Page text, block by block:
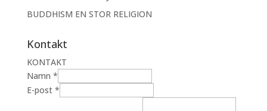
BUDDHISM EN STOR RELIGION
Kontakt
KONTAKT
Namn *
E-post *